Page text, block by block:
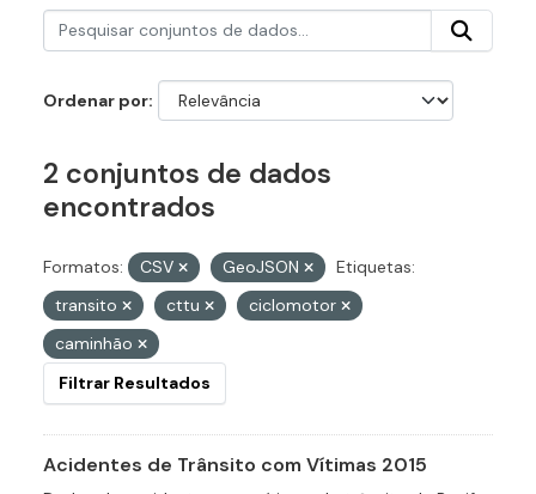
Ordenar por
2 conjuntos de dados
encontrados
Formatos: CSV GeoJSON
Etiquetas:
transito
cttu
ciclomotor
caminhão
Filtrar Resultados
Acidentes de Trânsito com Vítimas 2015